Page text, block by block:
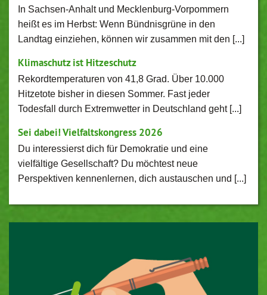
In Sachsen-Anhalt und Mecklenburg-Vorpommern
heißt es im Herbst: Wenn Bündnisgrüne in den
Landtag einziehen, können wir zusammen mit den [...]
Klimaschutz ist Hitzeschutz
Rekordtemperaturen von 41,8 Grad. Über 10.000
Hitzetote bisher in diesen Sommer. Fast jeder
Todesfall durch Extremwetter in Deutschland geht [...]
Sei dabei! Vielfaltskongress 2026
Du interessierst dich für Demokratie und eine
vielfältige Gesellschaft? Du möchtest neue
Perspektiven kennenlernen, dich austauschen und [...]